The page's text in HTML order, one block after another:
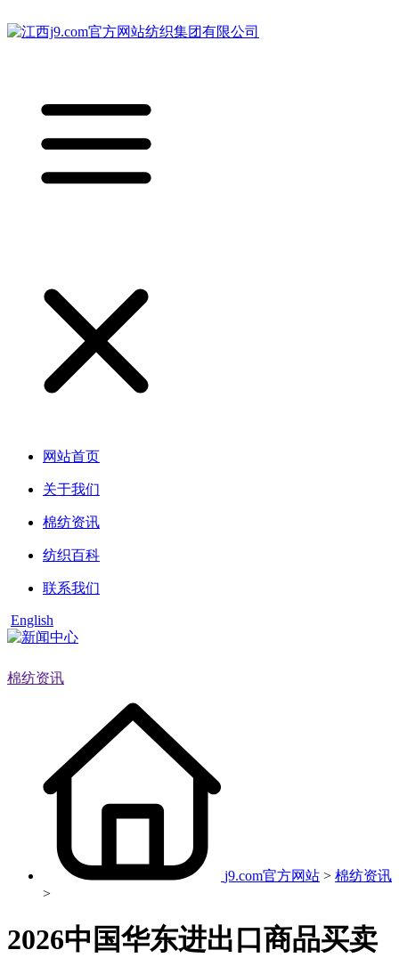
网站首页
关于我们
棉纺资讯
纺织百科
联系我们
English
棉纺资讯
j9.com官方网站 > 棉纺资讯
>
2026中国华东进出口商品买卖